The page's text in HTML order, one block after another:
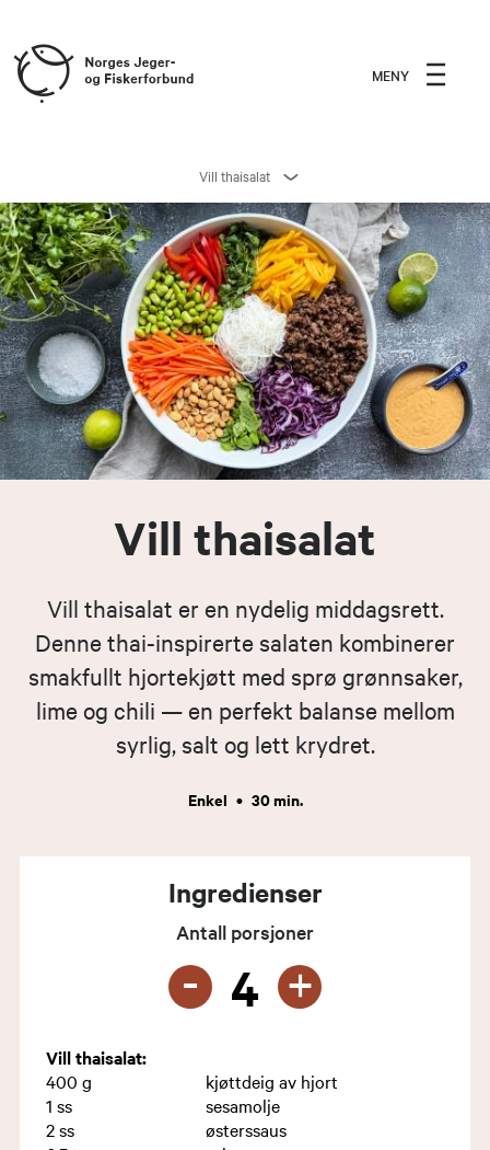
MENY
Vill thaisalat
Vill thaisalat
Vill thaisalat er en nydelig middagsrett.
Denne thai-inspirerte salaten kombinerer
smakfullt hjortekjøtt med sprø grønnsaker,
lime og chili — en perfekt balanse mellom
syrlig, salt og lett krydret.
Enkel • 30 min.
Ingredienser
Antall porsjoner
- 4 +
Vill thaisalat:
400 g
kjøttdeig av hjort
1 ss
sesamolje
2ss
østerssaus